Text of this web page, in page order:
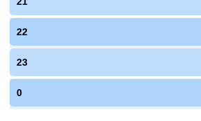
22
23
0